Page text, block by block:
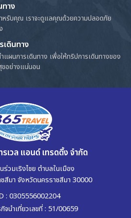
าง
รับคุณ เราจะดูแลคุณด้วยความปลอดภัย
เดินทาง
ำแผนการเดินทาง เพื่อให้ทริปการเดินทางของ
ขอย่างแน่นอน
เวล แอนด์ เทรดดิ้ง จำกัด
วมเริงไชย ตำบลในเมือง
สีมา จังหวัดนครราชสีมา 30000
: 0305556002204
นำเที่ยวเลขที่ : 51/00659